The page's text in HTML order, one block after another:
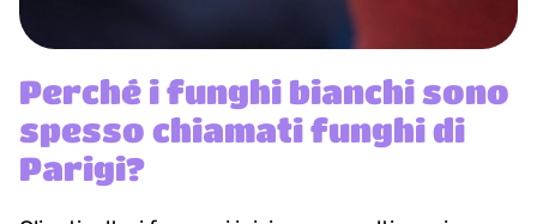
Perché i funghi bianchi sono
spesso chiamati funghi di
Parigi?